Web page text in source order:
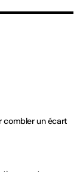
combler un écart